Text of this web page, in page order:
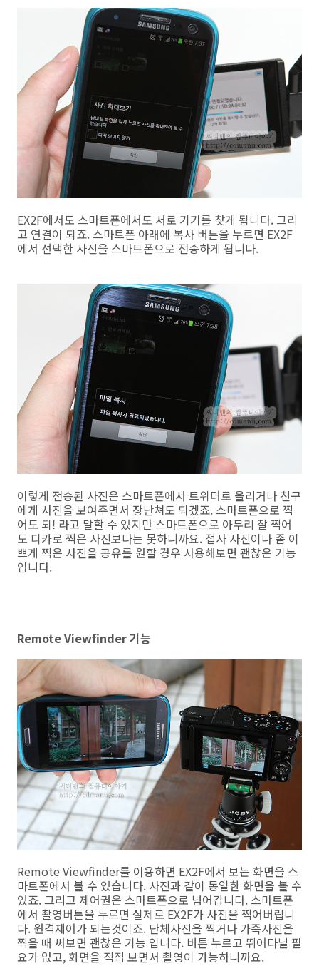
EX2F에서도 스마트폰에서도 서로 기기를 찾게 됩니다. 그리
고 연결이 되죠. 스마트폰 아래에 복사 버튼을 누르면 EX2F
에서 선택한 사진을 스마트폰으로 전송하게 됩니다.
이렇게 전송된 사진은 스마트폰에서 트위터로 올리거나 친구
에게 사진을 보여주면서 장난쳐도 되겠죠. 스마트폰으로 찍
어도 되! 라고 말할 수 있지만 스마트폰으로 아무리 잘 찍어
도 디카로 찍은 사진보다는 못하니까요. 접사 사진이나 좀 이
쁘게 찍은 사진을 공유를 원할 경우 사용해보면 괜찮은 기능
입니다.
Remote Viewfinder 기능
Remote Viewfinder를 이용하면 EX2F에서 보는 화면을 스
마트폰에서 볼 수 있습니다. 사진과 같이 동일한 화면을 볼 수
있죠. 그리고 제어권은 스마트폰으로 넘어갑니다. 스마트폰
에서 촬영버튼을 누르면 실제로 EX2F가 사진을 찍어버립니
다. 원격제어가 되는것이죠. 단체사진을 찍거나 가족사진을
찍을 때 써보면 괜찮은 기능 입니다. 버튼 누르고 뛰어다닐 필
요가 없고, 화면을 직접 보면서 촬영이 가능하니까요.